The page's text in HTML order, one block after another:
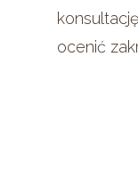
ocenić